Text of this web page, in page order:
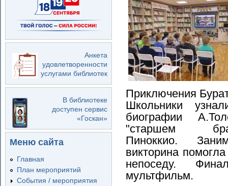
Анкета
удовлетворенности
услугами библиотек
В библиотеке
доступен сервис
«Госкан»
Меню сайта
Главная
План мероприятий
События / мероприятия
Приключения
Школьники
биографии
"старшем
Пиноккио.
викторина
непоседу.
мультфильм.